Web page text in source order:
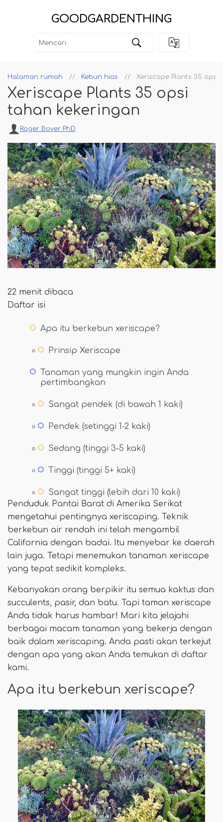
GOODGARDENTHING
Halaman rumah Kebun hias Xeriscape Plants 35 opsi
Xeriscape Plants 35 opsi
tahan kekeringan
Roger Boyer PhD
22 menit dibaca
Daftar isi
Apa itu berkebun xeriscape?
Prinsip Xeriscape
Tanaman yang mungkin ingin Anda
pertimbangkan
Sangat pendek (di bawah 1 kaki)
Pendek (setinggi 1-2 kaki)
Sedang (tinggi 3-5 kaki)
Tinggi (tinggi 5+ kaki)
Sangat tinggi (lebih dari 10 kaki)
Penduduk Pantai Barat di Amerika Serikat
mengetahui pentingnya xeriscaping. Teknik
berkebun air rendah ini telah mengambil
California dengan badai. Itu menyebar ke daerah
lain juga. Tetapi menemukan tanaman xeriscape
yang tepat sedikit kompleks.
Kebanyakan orang berpikir itu semua kaktus dan
succulents, pasir, dan batu. Tapi taman xeriscape
Anda tidak harus hambar! Mari kita jelajahi
berbagai macam tanaman yang bekerja dengan
baik dalam xeriscaping. Anda pasti akan terkejut
dengan apa yang akan Anda temukan di daftar
kami.
Apa itu berkebun xeriscape?